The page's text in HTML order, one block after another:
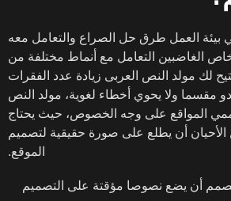
بيئة العمل طرق حل الصراع والتعامل معه
الغاضبين التعامل مع أنماط مختلفة من
لك مولد النص العربى زيادة عدد الفقرات
مقسما ولا يحوي أخطاء لغوية، مولد النص
المواقع على وجه الخصوص، حيث يحتاج
الأحيان أن يطلع على صورة حقيقية لتصميم
الموقع.
أن يضع نصوصا مؤقتة على التصميم